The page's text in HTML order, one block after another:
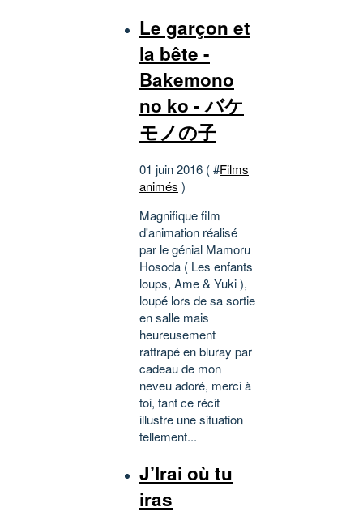
Le garçon et
la bête -
Bakemono
no ko - バケ
モノの子
01 juin 2016 ( #Films
animés )
Magnifique film
d'animation réalisé
par le génial Mamoru
Hosoda ( Les enfants
loups, Ame & Yuki ),
loupé lors de sa sortie
en salle mais
heureusement
rattrapé en bluray par
cadeau de mon
neveu adoré, merci à
toi, tant ce récit
illustre une situation
tellement...
J’Irai où tu
iras